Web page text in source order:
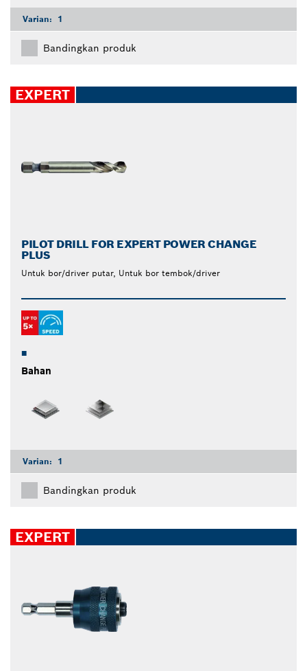
Varian: 1
Bandingkan produk
EXPERT
PILOT DRILL FOR EXPERT POWER CHANGE
PLUS
Untuk bor/driver putar, Untuk bor tembok/driver
Bahan
Varian: 1
Bandingkan produk
EXPERT